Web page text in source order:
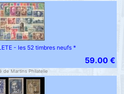
- les 52 timbres neufs *
59.00 €
de Martins Philatelie